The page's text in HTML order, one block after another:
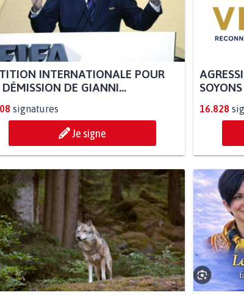
INTERNATIONALE POUR
DE GIANNI...
signatures
Je signe
16.828